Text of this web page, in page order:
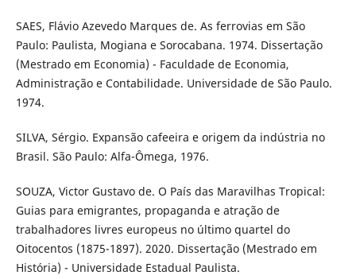
SAES, Flávio Azevedo Marques de. As ferrovias em São
Paulo: Paulista, Mogiana e Sorocabana. 1974. Dissertação
(Mestrado em Economia) - Faculdade de Economia,
Administração e Contabilidade. Universidade de São Paulo.
1974.
SILVA, Sérgio. Expansão cafeeira e origem da indústria no
Brasil. São Paulo: Alfa-Ômega, 1976.
SOUZA, Victor Gustavo de. O País das Maravilhas Tropical:
Guias para emigrantes, propaganda e atração de
trabalhadores livres europeus no último quartel do
Oitocentos (1875-1897). 2020. Dissertação (Mestrado em
História) - Universidade Estadual Paulista.